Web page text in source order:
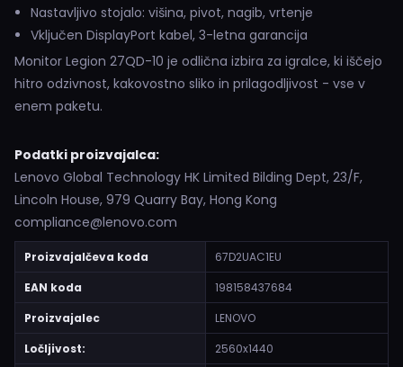
Nastavljivo stojalo: višina, pivot, nagib, vrtenje
Vključen DisplayPort kabel, 3-letna garancija
Monitor Legion 27QD-10 je odlična izbira za igralce, ki iščejo
hitro odzivnost, kakovostno sliko in prilagodljivost - vse v
enem paketu.
Podatki proizvajalca:
Lenovo Global Technology HK Limited Bilding Dept, 23/F,
Lincoln House, 979 Quarry Bay, Hong Kong
compliance@lenovo.com
Proizvajalčeva koda
67D2UAC1EU
EAN koda
198158437684
Proizvajalec
LENOVO
Ločljivost:
2560x1440